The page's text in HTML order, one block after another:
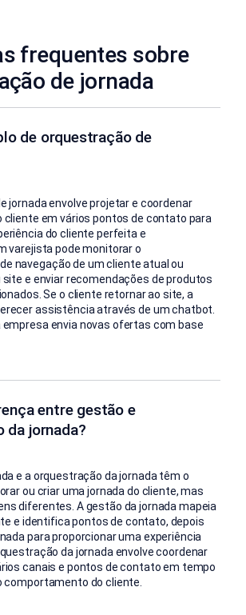
frequentes sobre
de jornada
de orquestração de
jornada envolve projetar e coordenar
cliente em vários pontos de contato para
do cliente perfeita e
varejista pode monitorar o
navegação de um cliente atual ou
e enviar recomendações de produtos
Se o cliente retornar ao site, a
assistência através de um chatbot.
empresa envia novas ofertas com base
entre gestão e
da jornada?
e a orquestração da jornada têm o
ou criar uma jornada do cliente, mas
diferentes. A gestão da jornada mapeia
e identifica pontos de contato, depois
para proporcionar uma experiência
da jornada envolve coordenar
canais e pontos de contato em tempo
comportamento do cliente.